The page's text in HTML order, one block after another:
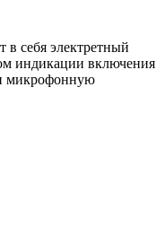
себя электретный
индикации включения
микрофонную